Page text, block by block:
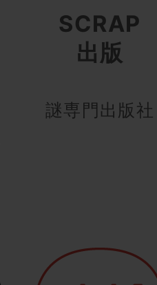
SCRAP
出版
謎専門出版社